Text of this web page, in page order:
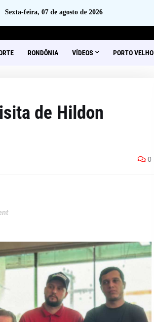
Sexta-feira, 07 de agosto de 2026
RONDÔNIA VÍDEOS PORTO VELHO
de Hildon
0